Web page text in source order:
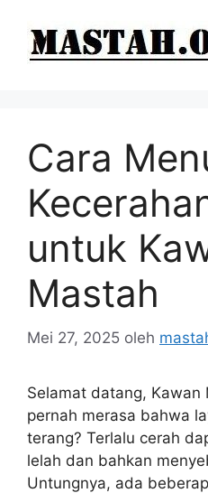
Cara
untuk
Mastah
Mei 27, 2025 oleh
Selamat datang, Kawan
pernah merasa bahwa
terang? Terlalu cerah
lelah dan bahkan
Untungnya, ada